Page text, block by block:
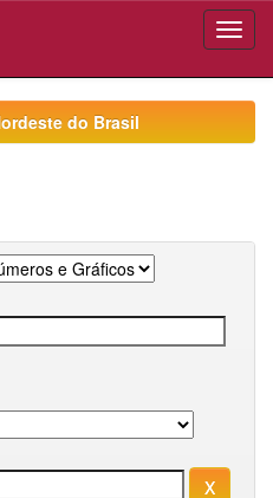
do Brasil